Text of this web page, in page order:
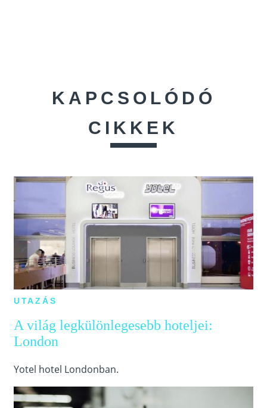
KAPCSOLÓDÓ
CIKKEK
UTAZÁS
A világ legkülönlegesebb hoteljei:
London
Yotel hotel Londonban.